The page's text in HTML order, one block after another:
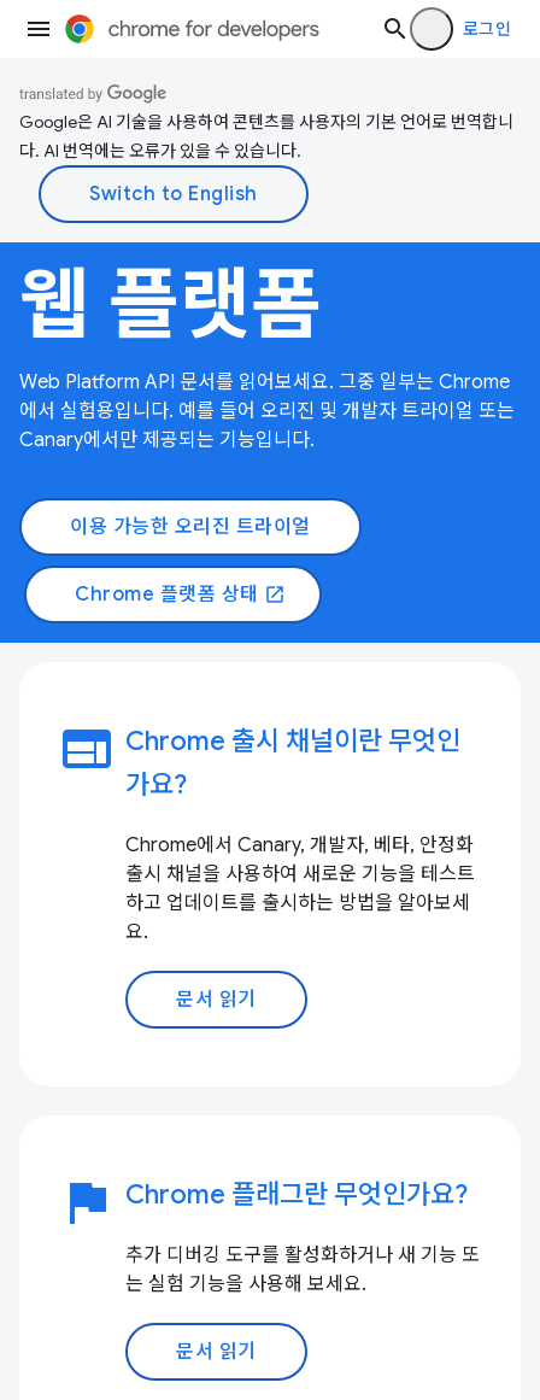
로그인
Google은 AI 기술을 사용하여 콘텐츠를 사용자의 기본 언어로 번역합니
다. AI 번역에는 오류가 있을 수 있습니다.
웹 플랫폼
Web Platform API 문서를 읽어보세요. 그중 일부는 Chrome
에서 실험용입니다. 예를 들어 오리진 및 개발자 트라이얼 또는
Canary에서만 제공되는 기능입니다.
이용 가능한 오리진 트라이얼
Chrome 플랫폼 상태 open_in_new
web Chrome 출시 채널이란 무엇인
가요?
Chrome에서 Canary, 개발자, 베타, 안정화
출시 채널을 사용하여 새로운 기능을 테스트
하고 업데이트를 출시하는 방법을 알아보세
요.
문서 읽기
flag Chrome 플래그란 무엇인가요?
추가 디버깅 도구를 활성화하거나 새 기능 또
는 실험 기능을 사용해 보세요.
문서 읽기